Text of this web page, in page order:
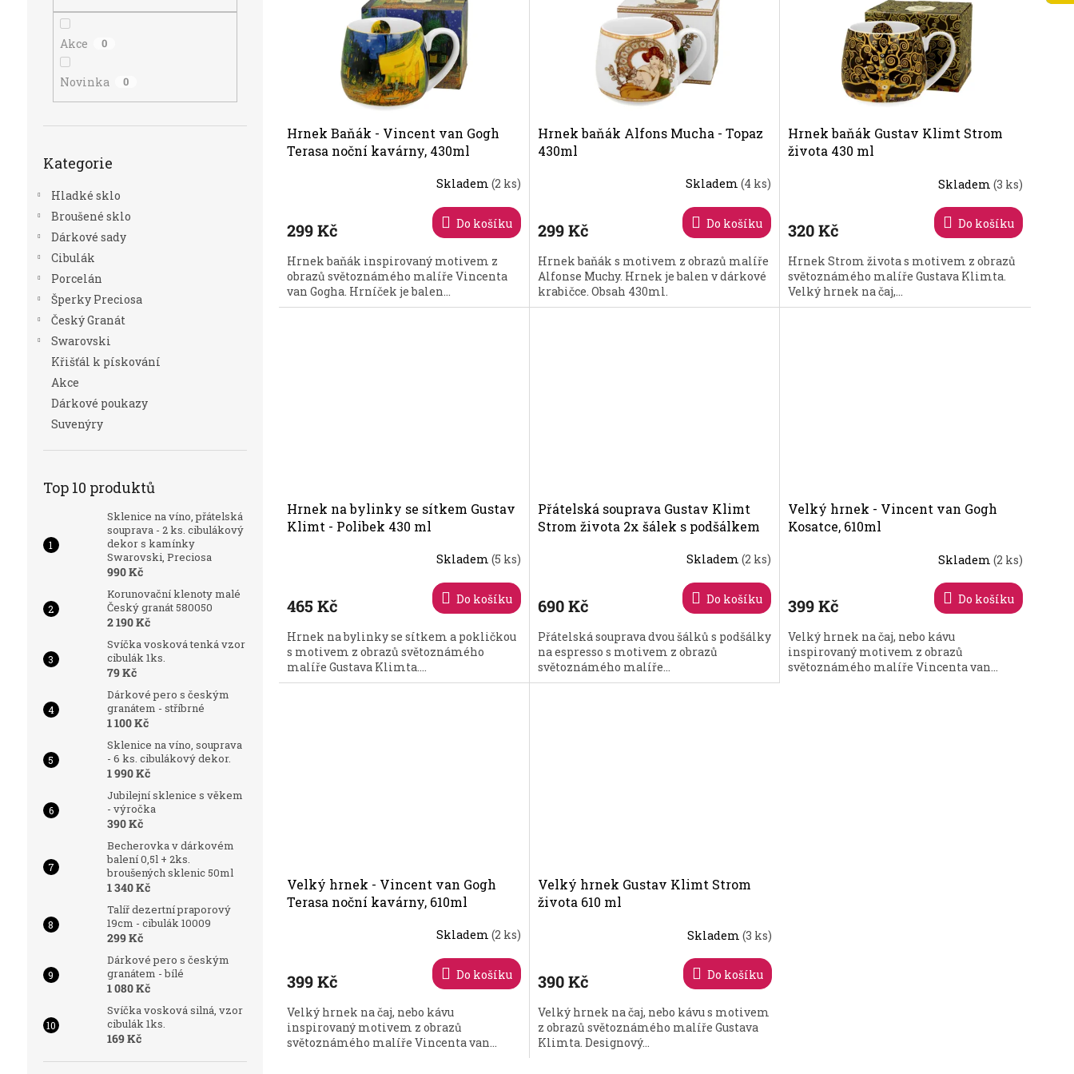
Akce 0
Novinka 0
kategorie
Kategorie
Hladké sklo
Broušené sklo
Dárkové sady
Cibulák
Porcelán
Šperky Preciosa
Český Granát
Swarovski
Křišťál k pískování
Akce
Dárkové poukazy
Suvenýry
Top 10 produktů
Sklenice na víno, přátelská
souprava - 2 ks. cibulákový
dekor s kamínky
Swarovski, Preciosa
990 Kč
Korunovační klenoty malé
Český granát 580050
2 190 Kč
Svíčka vosková tenká vzor
cibulák 1ks.
79 Kč
Dárkové pero s českým
granátem - stříbrné
1 100 Kč
Sklenice na víno, souprava
- 6 ks. cibulákový dekor.
1 990 Kč
Jubilejní sklenice s věkem
- výročka
390 Kč
Becherovka v dárkovém
balení 0,5l + 2ks.
broušených sklenic 50ml
1 340 Kč
Talíř dezertní praporový
19cm - cibulák 10009
299 Kč
Dárkové pero s českým
granátem - bílé
1 080 Kč
Svíčka vosková silná, vzor
cibulák 1ks.
169 Kč
ů
Hrnek Baňák - Vincent van Gogh
Terasa noční kavárny, 430ml
Skladem (2 ks)
299 Kč Do košíku
Hrnek baňák inspirovaný motivem z
obrazů světoznámého malíře Vincenta
van Gogha. Hrníček je balen...
Hrnek baňák Alfons Mucha - Topaz
430ml
Skladem(4 ks)
299 Kč Do košíku
Hrnek baňák s motivem z obrazů malíře
Alfonse Muchy. Hrnek je balen v dárkové
krabičce. Obsah 430ml.
Hrnek baňák Gustav Klimt Strom
života 430 ml
Skladem(3 ks)
320 Kč Do košíku
Hrnek Strom života s motivem z obrazů
světoznámého malíře Gustava Klimta.
Velký hrnek na čaj,...
Hrnek na bylinky se sítkem Gustav
Klimt - Polibek 430 ml
Skladem (5 ks)
465 Kč Do košíku
Hrnek na bylinky se sítkem a pokličkou
s motivem z obrazů světoznámého
malíře Gustava Klimta....
Přátelská souprava Gustav Klimt
Strom života 2x šálek s podšálkem
Skladem(2 ks)
690 Kč Do košíku
Přátelská souprava dvou šálků s podšálky
na espresso s motivem z obrazů
světoznámého malíře...
Velký hrnek - Vincent van Gogh
Kosatce, 610ml
Skladem(2 ks)
399 Kč Do košíku
Velký hrnek na čaj, nebo kávu
inspirovaný motivem z obrazů
světoznámého malíře Vincenta van...
Velký hrnek - Vincent van Gogh
Terasa noční kavárny, 610ml
Skladem (2 ks)
399 Kč Do košíku
Velký hrnek na čaj, nebo kávu
inspirovaný motivem z obrazů
světoznámého malíře Vincenta van...
Velký hrnek Gustav Klimt Strom
života 610 ml
Skladem(3 ks)
390 Kč Do košíku
Velký hrnek na čaj, nebo kávu s motivem
z obrazů světoznámého malíře Gustava
Klimta. Designový...